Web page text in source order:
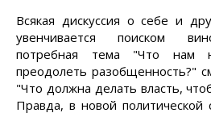
Всякая дискуссия о себе и
увенчивается поиском
потребная тема "Что нам
преодолеть разобщенность?"
"Что должна делать власть,
Правда, в новой политической